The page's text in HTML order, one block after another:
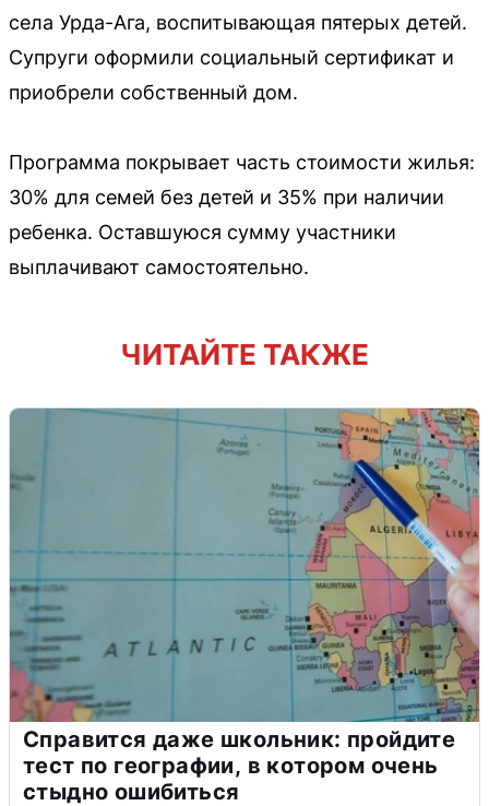
села Урда-Ага, воспитывающая пятерых детей.
Супруги оформили социальный сертификат и
приобрели собственный дом.
Программа покрывает часть стоимости жилья:
30% для семей без детей и 35% при наличии
ребенка. Оставшуюся сумму участники
выплачивают самостоятельно.
ЧИТАЙТЕ ТАКЖЕ
Справится даже школьник: пройдите
тест по географии, в котором очень
стыдно ошибиться